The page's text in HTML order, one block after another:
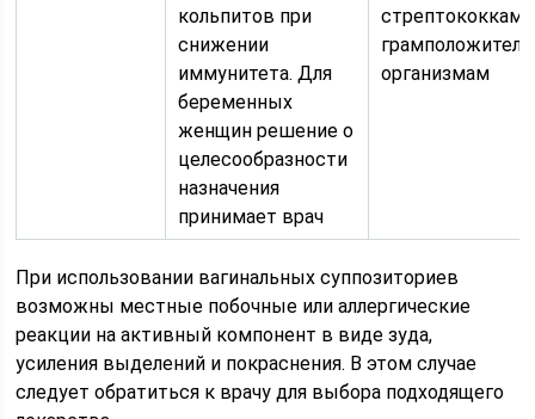
кольпитов при
снижении
иммунитета. Для
беременных
женщин решение о
целесообразности
назначения
принимает врач
стрептококкам
организмам
При использовании вагинальных суппозиториев
возможны местные побочные или аллергические
реакции на активный компонент в виде зуда,
усиления выделений и покраснения. В этом случае
следует обратиться к врачу для выбора подходящего